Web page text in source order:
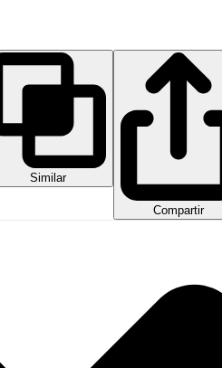
Similar
Compartir